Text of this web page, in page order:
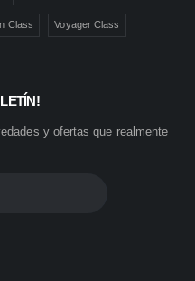
Class Voyager Class
y ofertas que realmente